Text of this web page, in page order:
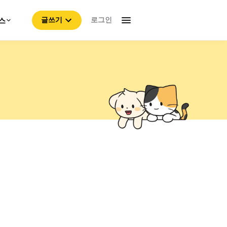
글쓰기 로그인